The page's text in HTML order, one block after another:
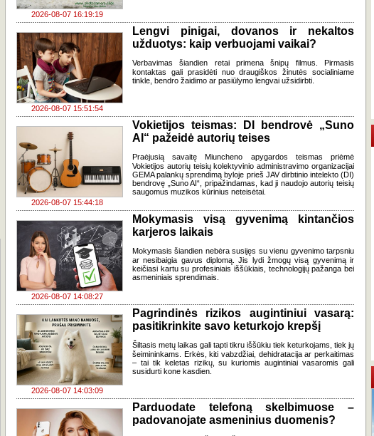
2026-08-07 16:19:19
2026-08-07 15:51:54
Lengvi pinigai, dovanos ir nekaltos
užduotys: kaip verbuojami vaikai?
Verbavimas šiandien retai primena šnipų filmus. Pirmasis
kontaktas gali prasidėti nuo draugiškos žinutės socialiniame
tinkle, bendro žaidimo ar pasiūlymo lengvai užsidirbti.
2026-08-07 15:44:18
Vokietijos teismas: DI bendrovė „Suno
AI“ pažeidė autorių teises
Praėjusią savaitę Miuncheno apygardos teismas priėmė
Vokietijos autorių teisių kolektyvinio administravimo organizacijai
GEMA palankų sprendimą byloje prieš JAV dirbtinio intelekto (DI)
bendrovę „Suno AI“, pripažindamas, kad ji naudojo autorių teisių
saugomus muzikos kūrinius neteisėtai.
2026-08-07 14:08:27
Mokymasis visą gyvenimą kintančios
karjeros laikais
Mokymasis šiandien nebėra susijęs su vienu gyvenimo tarpsniu
ar nesibaigia gavus diplomą. Jis lydi žmogų visą gyvenimą ir
keičiasi kartu su profesiniais iššūkiais, technologijų pažanga bei
asmeniniais sprendimais.
2026-08-07 14:03:09
Pagrindinės rizikos augintiniui vasarą:
pasitikrinkite savo keturkojo krepšį
Šiltasis metų laikas gali tapti tikru iššūkiu tiek keturkojams, tiek jų
šeimininkams. Erkės, kiti vabzdžiai, dehidratacija ar perkaitimas
– tai tik keletas rizikų, su kuriomis augintiniai vasaromis gali
susidurti kone kasdien.
Parduodate telefoną skelbimuose –
padovanojate asmeninius duomenis?